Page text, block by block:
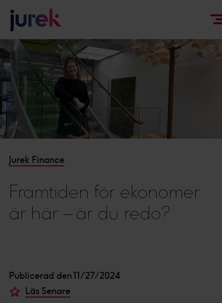
Jurek Finance
Framtiden för ekonomer
är här – är du redo?
Publicerad den 11/27/2024
Läs Senare